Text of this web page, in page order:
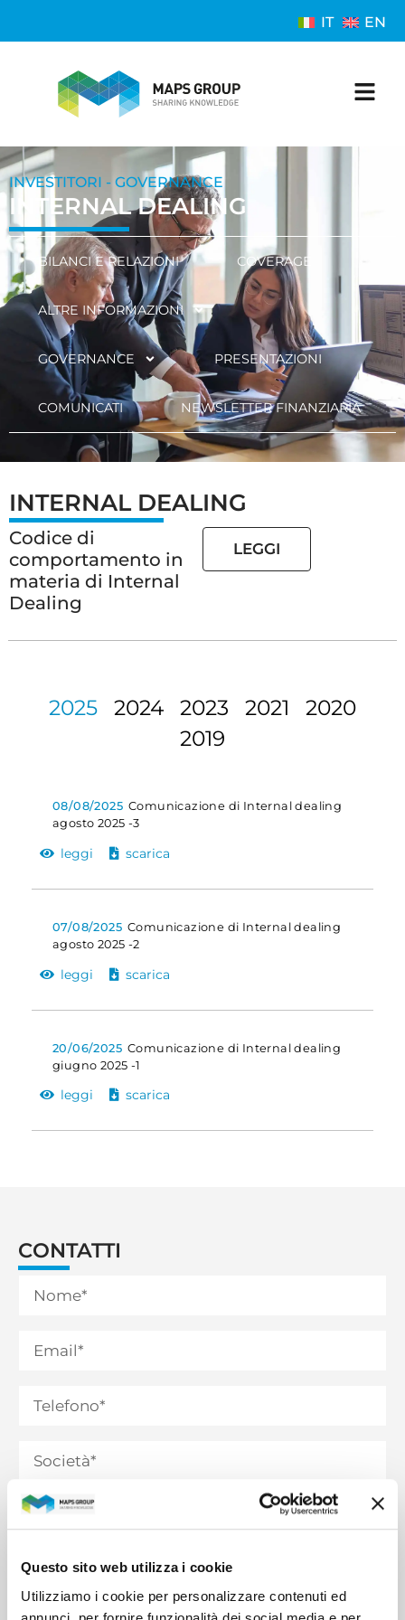
Questo sito web utilizza i cookie
Utilizziamo i cookie per personalizzare contenuti ed
IT EN
INVESTITORI - GOVERNANCE
INTERNAL DEALING
BILANCI E RELAZIONI COVERAGE
ALTRE INFORMAZIONI
GOVERNANCE PRESENTAZIONI
COMUNICATI NEWSLETTER FINANZIARIA
INTERNAL DEALING
Codice di
comportamento in
materia di Internal
Dealing
LEGGI
2025 2024 2023 2021
2020
2019
08/08/2025 Comunicazione di Internal dealing
agosto 2025 -3
leggi scarica
07/08/2025 Comunicazione di Internal dealing
agosto 2025 -2
leggi scarica
20/06/2025 Comunicazione di Internal dealing
giugno 2025 -1
leggi scarica
CONTATTI